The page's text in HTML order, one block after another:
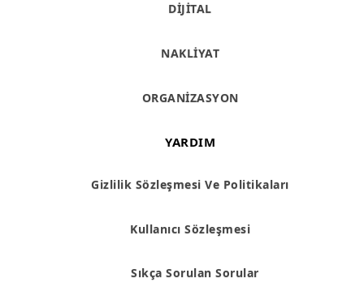
DİJİTAL
NAKLİYAT
ORGANİZASYON
YARDIM
Gizlilik Sözleşmesi Ve Politikaları
Kullanıcı Sözleşmesi
Sıkça Sorulan Sorular